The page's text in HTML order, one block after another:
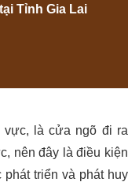
Tỉnh Gia Lai
vực, là cửa ngõ đi ra
nên đây là điều kiện
triển và phát huy